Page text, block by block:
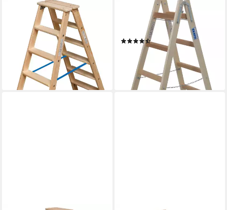
Doppelleiter STABILO, Holz,
2x6 Stufen, Arbeitshöhe ca.
245 cm
199,99 € UVP342,00 €
-42%
lieferbar - in 5-6 Werktagen bei dir
Doppelleiter Stabilo, 2x5
Sprossen, beidseitig begehbar
(17)
ab 80,37 € UVP 135,00 €
lieferbar - in 5-6 Werktagen bei dir